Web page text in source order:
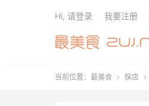
Hi, 请登录 我要注册
当前位置： 最美食  探店 